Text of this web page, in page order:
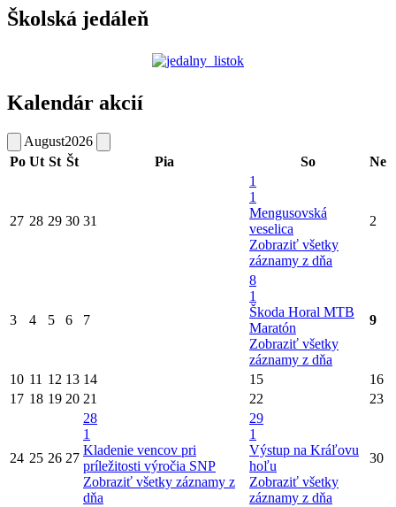
Školská jedáleň
Kalendár akcií
August2026
Po Ut St Št Pia So Ne
27 28 29 30 31
1
1
Mengusovská
veselica
Zobraziť všetky
záznamy z dňa
2
3 4 5 6 7
8
1
Škoda Horal MTB
Maratón
Zobraziť všetky
záznamy z dňa
9
10 11 12 13 14 15
16
17 18 19 20 21 22 23
24 25 26 27
28
1
Kladenie vencov pri
príležitosti výročia SNP
Zobraziť všetky záznamy z
dňa
29
1
Výstup na Kráľovu
hoľu
Zobraziť všetky
záznamy z dňa
30